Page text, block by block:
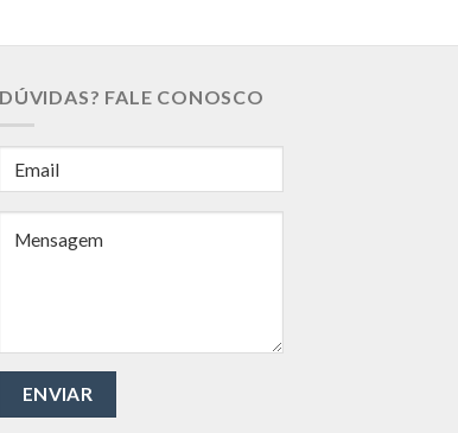
DÚVIDAS? FALE CONOSCO